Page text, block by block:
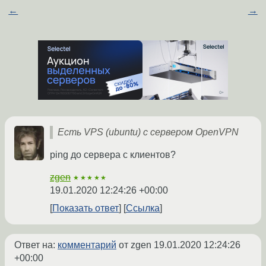
← →
Есть VPS (ubuntu) с сервером OpenVPN
ping до сервера с клиентов?
zgen ★★★★★
19.01.2020 12:24:26 +00:00
Показать ответ
Ссылка
Ответ на: комментарий от zgen 19.01.2020 12:24:26
+00:00